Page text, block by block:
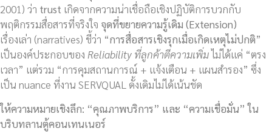
2001) ว่า trust เกิดจากความน่าเชื่อถือเชิงปฏิบัติการบวกกับ
พฤติกรรมสื่อสารที่จริงใจ จุดที่ขยายความรู้เดิม (Extension)
เรื่องเล่า (narratives) ชี้ว่า “การสื่อสารเชิงรุกเมื่อเกิดเหตุไม่ปกติ”
เป็นองค์ประกอบของ Reliability ที่ลูกค้าตีความเพิ่มไม่ได้แค่ “ตรง
เวลา” แต่รวม “การคุมสถานการณ์ + แจ้งเตือน + แผนสำรอง” ซึ่ง
เป็น nuance ที่งาน SERVQUAL ดั้งเดิมไม่ได้เน้นชัด
ให้ความหมายเชิงลึก: “คุณภาพบริการ” และ “ความเชื่อมั่น” ใน
บริบทลานตู้คอนเทนเนอร์